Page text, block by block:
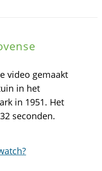
video gemaakt
in het
in 1951. Het
seconden.